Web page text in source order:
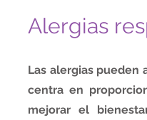
Alergias
Las alergias pueden
centra en
mejorar el